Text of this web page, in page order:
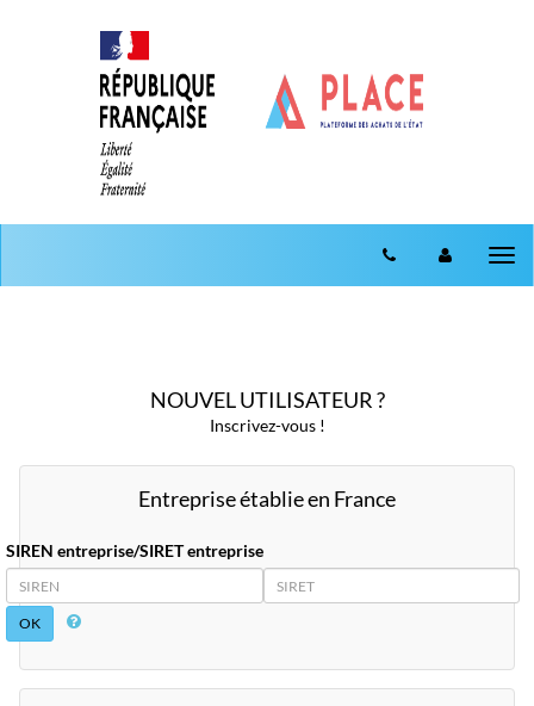
NOUVEL UTILISATEUR ?
Inscrivez-vous !
Entreprise établie en France
SIREN entreprise/SIRET entreprise
SIREN
SIRET